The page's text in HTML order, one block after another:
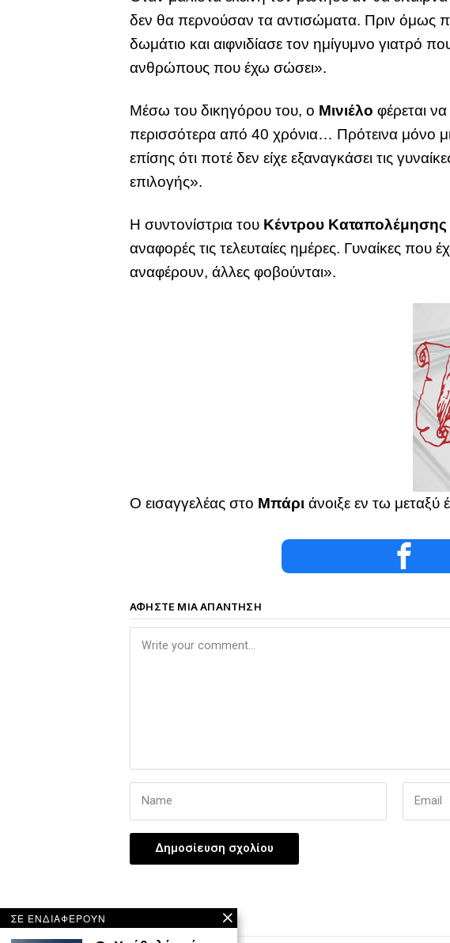
δεν θα περνούσαν τα αντισώματα. Πριν όμως
δωμάτιο και αιφνιδίασε τον ημίγυμνο γιατρό
ανθρώπους που έχω σώσει».
Μέσω του δικηγόρου του, ο Μινιέλο φέρεται
περισσότερα από 40 χρόνια… Πρότεινα μόνο
επίσης ότι ποτέ δεν είχε εξαναγκάσει τις
επιλογής».
Η συντονίστρια του Κέντρου Καταπολέμησης
αναφορές τις τελευταίες ημέρες. Γυναίκες
αναφέρουν, άλλες φοβούνται».
Ο εισαγγελέας στο Μπάρι άνοιξε εν τω μεταξύ
ΑΦΉΣΤΕ ΜΙΑ ΑΠΆΝΤΗΣΗ
ΣΕ ΕΝΔΙΑΦΕΡΟΥΝ